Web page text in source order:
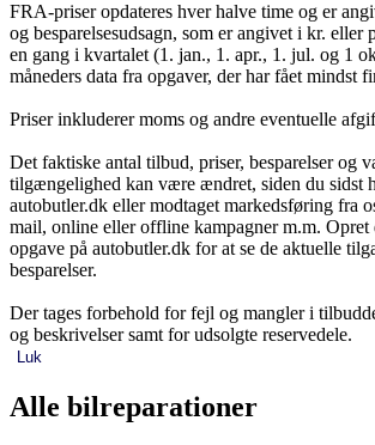
FRA-priser opdateres hver halve time og er
og besparelsesudsagn, som er angivet i kr. eller
en gang i kvartalet (1. jan., 1. apr., 1. jul. og 1
måneders data fra opgaver, der har fået mindst
Priser inkluderer moms og andre eventuelle
Det faktiske antal tilbud, priser, besparelser og
tilgængelighed kan være ændret, siden du sidst
autobutler.dk eller modtaget markedsføring fra
mail, online eller offline kampagner m.m. Opret
opgave på autobutler.dk for at se de aktuelle
besparelser.
Der tages forbehold for fejl og mangler i
og beskrivelser samt for udsolgte reservedele.
Luk
Alle bilreparationer